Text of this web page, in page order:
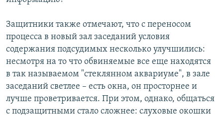
Защитники также отмечают, что с переносом
процесса в новый зал заседаний условия
содержания подсудимых несколько улучшились:
несмотря на то что обвиняемые все еще находятся
в так называемом "стеклянном аквариуме", в зале
заседаний светлее – есть окна, он просторнее и
лучше проветривается. При этом, однако, общаться
с подзащитными стало сложнее: слуховые окошки